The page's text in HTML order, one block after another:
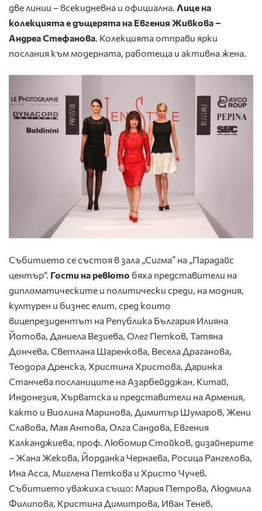
две линии – всекидневна и официална. Лице на
колекцията е дъщерята на Евгения Живкова –
Андреа Стефанова. Колекцията отправи ярки
послания към модерната, работеща и активна жена.
Събитието се състоя в зала „Сигма” на „Парадайс
център“. Гости на ревюто бяха представители на
дипломатическите и политически среди, на модния,
културен и бизнес елит, сред които
вицепрезидентът на Република България Илияна
Йотова, Даниела Везиева, Олег Петков, Татяна
Дончева, Светлана Шаренкова, Весела Драганова,
Теодора Дренска, Христина Христова, Даринка
Станчева посланиците на Азарбейдджан, Китай,
Индонезия, Хърватска и представители на Армения,
както и Виолина Маринова, Димитър Шумаров, Жени
Славова, Мая Антова, Олга Сандова, Евгения
Калканджиева, проф. Любомир Стойков, дизайнерите
– Жана Жекова, Йорданка Чернаева, Росица Рангелова,
Ина Асса, Миглена Петкова и Христо Чучев.
Събитието уважиха също: Мария Петрова, Людмила
Филипова, Кристина Димитрова, Иван Тенев,